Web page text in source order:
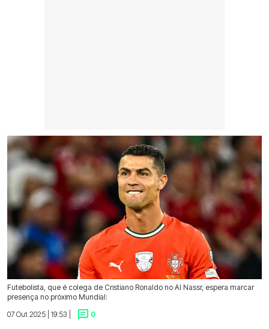
Futebolista, que é colega de Cristiano Ronaldo no Al Nassr, espera marcar
presença no próximo Mundial:
07 Out 2025 | 19:53 |
0